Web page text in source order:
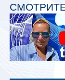
планируется
Одним из
станут
каждого
позволят
полку во
СМОТРИТЕ